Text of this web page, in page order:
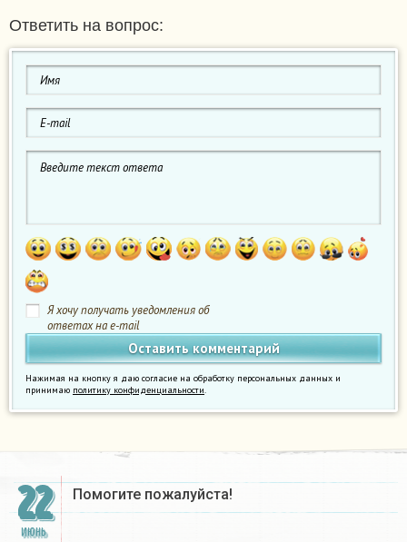
Ответить на вопрос:
Я хочу получать уведомления об
ответах на e-mail
Нажимая на кнопку я даю согласие на обработку персональных данных и
принимаю политику конфиденциальности.
22
ИЮНЬ
Помогите пожалуйста!